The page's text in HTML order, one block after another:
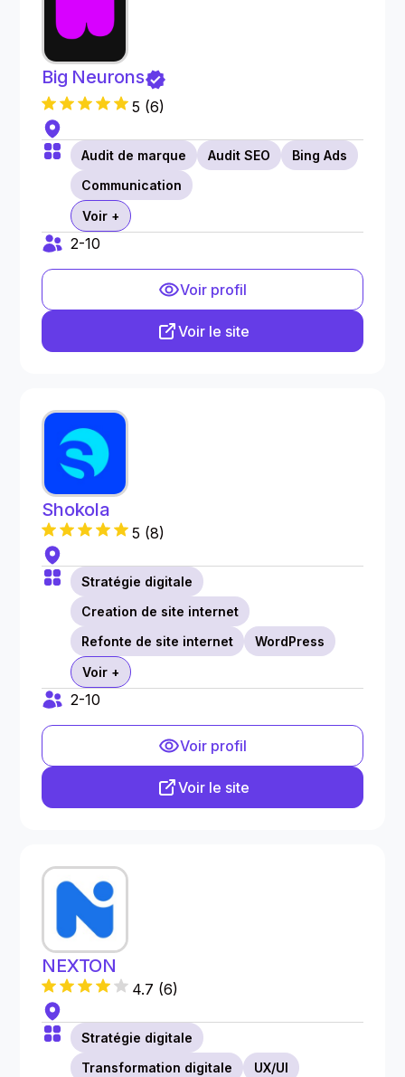
Big Neurons
5 (6)
Audit de marque Audit SEO
Bing Ads
Communication
Voir +
2-10
Voir profil
Voir le site
Shokola
5 (8)
Stratégie digitale
Creation de site internet
Refonte de site internet
WordPress
Voir +
2-10
Voir profil
Voir le site
NEXTON
4.7 (6)
Stratégie digitale
Transformation digitale
UX/UI